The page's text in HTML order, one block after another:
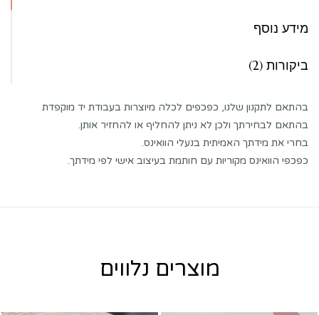
מידע נוסף
ביקורות (2)
בהתאם לתקנון שלנו, כפכפים לכלה מיוצרות בעבודת יד מוקפדת
בהתאם לבחירתך ולכן לא ניתן להחליף או להחזיר אותן.
בחרי את מידתך האמיתית בנעלי הוואינס.
כפכפי הוואינס מקוריות עם חותמת בעיצוב אישי לפי מידתך.
מוצרים נלווים